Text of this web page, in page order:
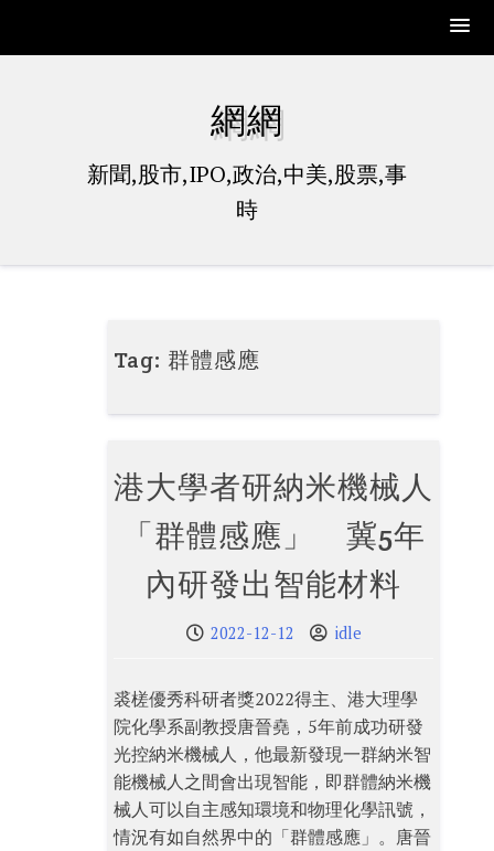
網網
新聞,股市,IPO,政治,中美,股票,事
時
Tag: 群體感應
港大學者研納米機械人
「群體感應」 冀5年
內研發出智能材料
2022-12-12 idle
裘槎優秀科研者獎2022得主、港大理學
院化學系副教授唐晉堯，5年前成功研發
光控納米機械人，他最新發現一群納米智
能機械人之間會出現智能，即群體納米機
械人可以自主感知環境和物理化學訊號，
情況有如自然界中的「群體感應」。唐晉